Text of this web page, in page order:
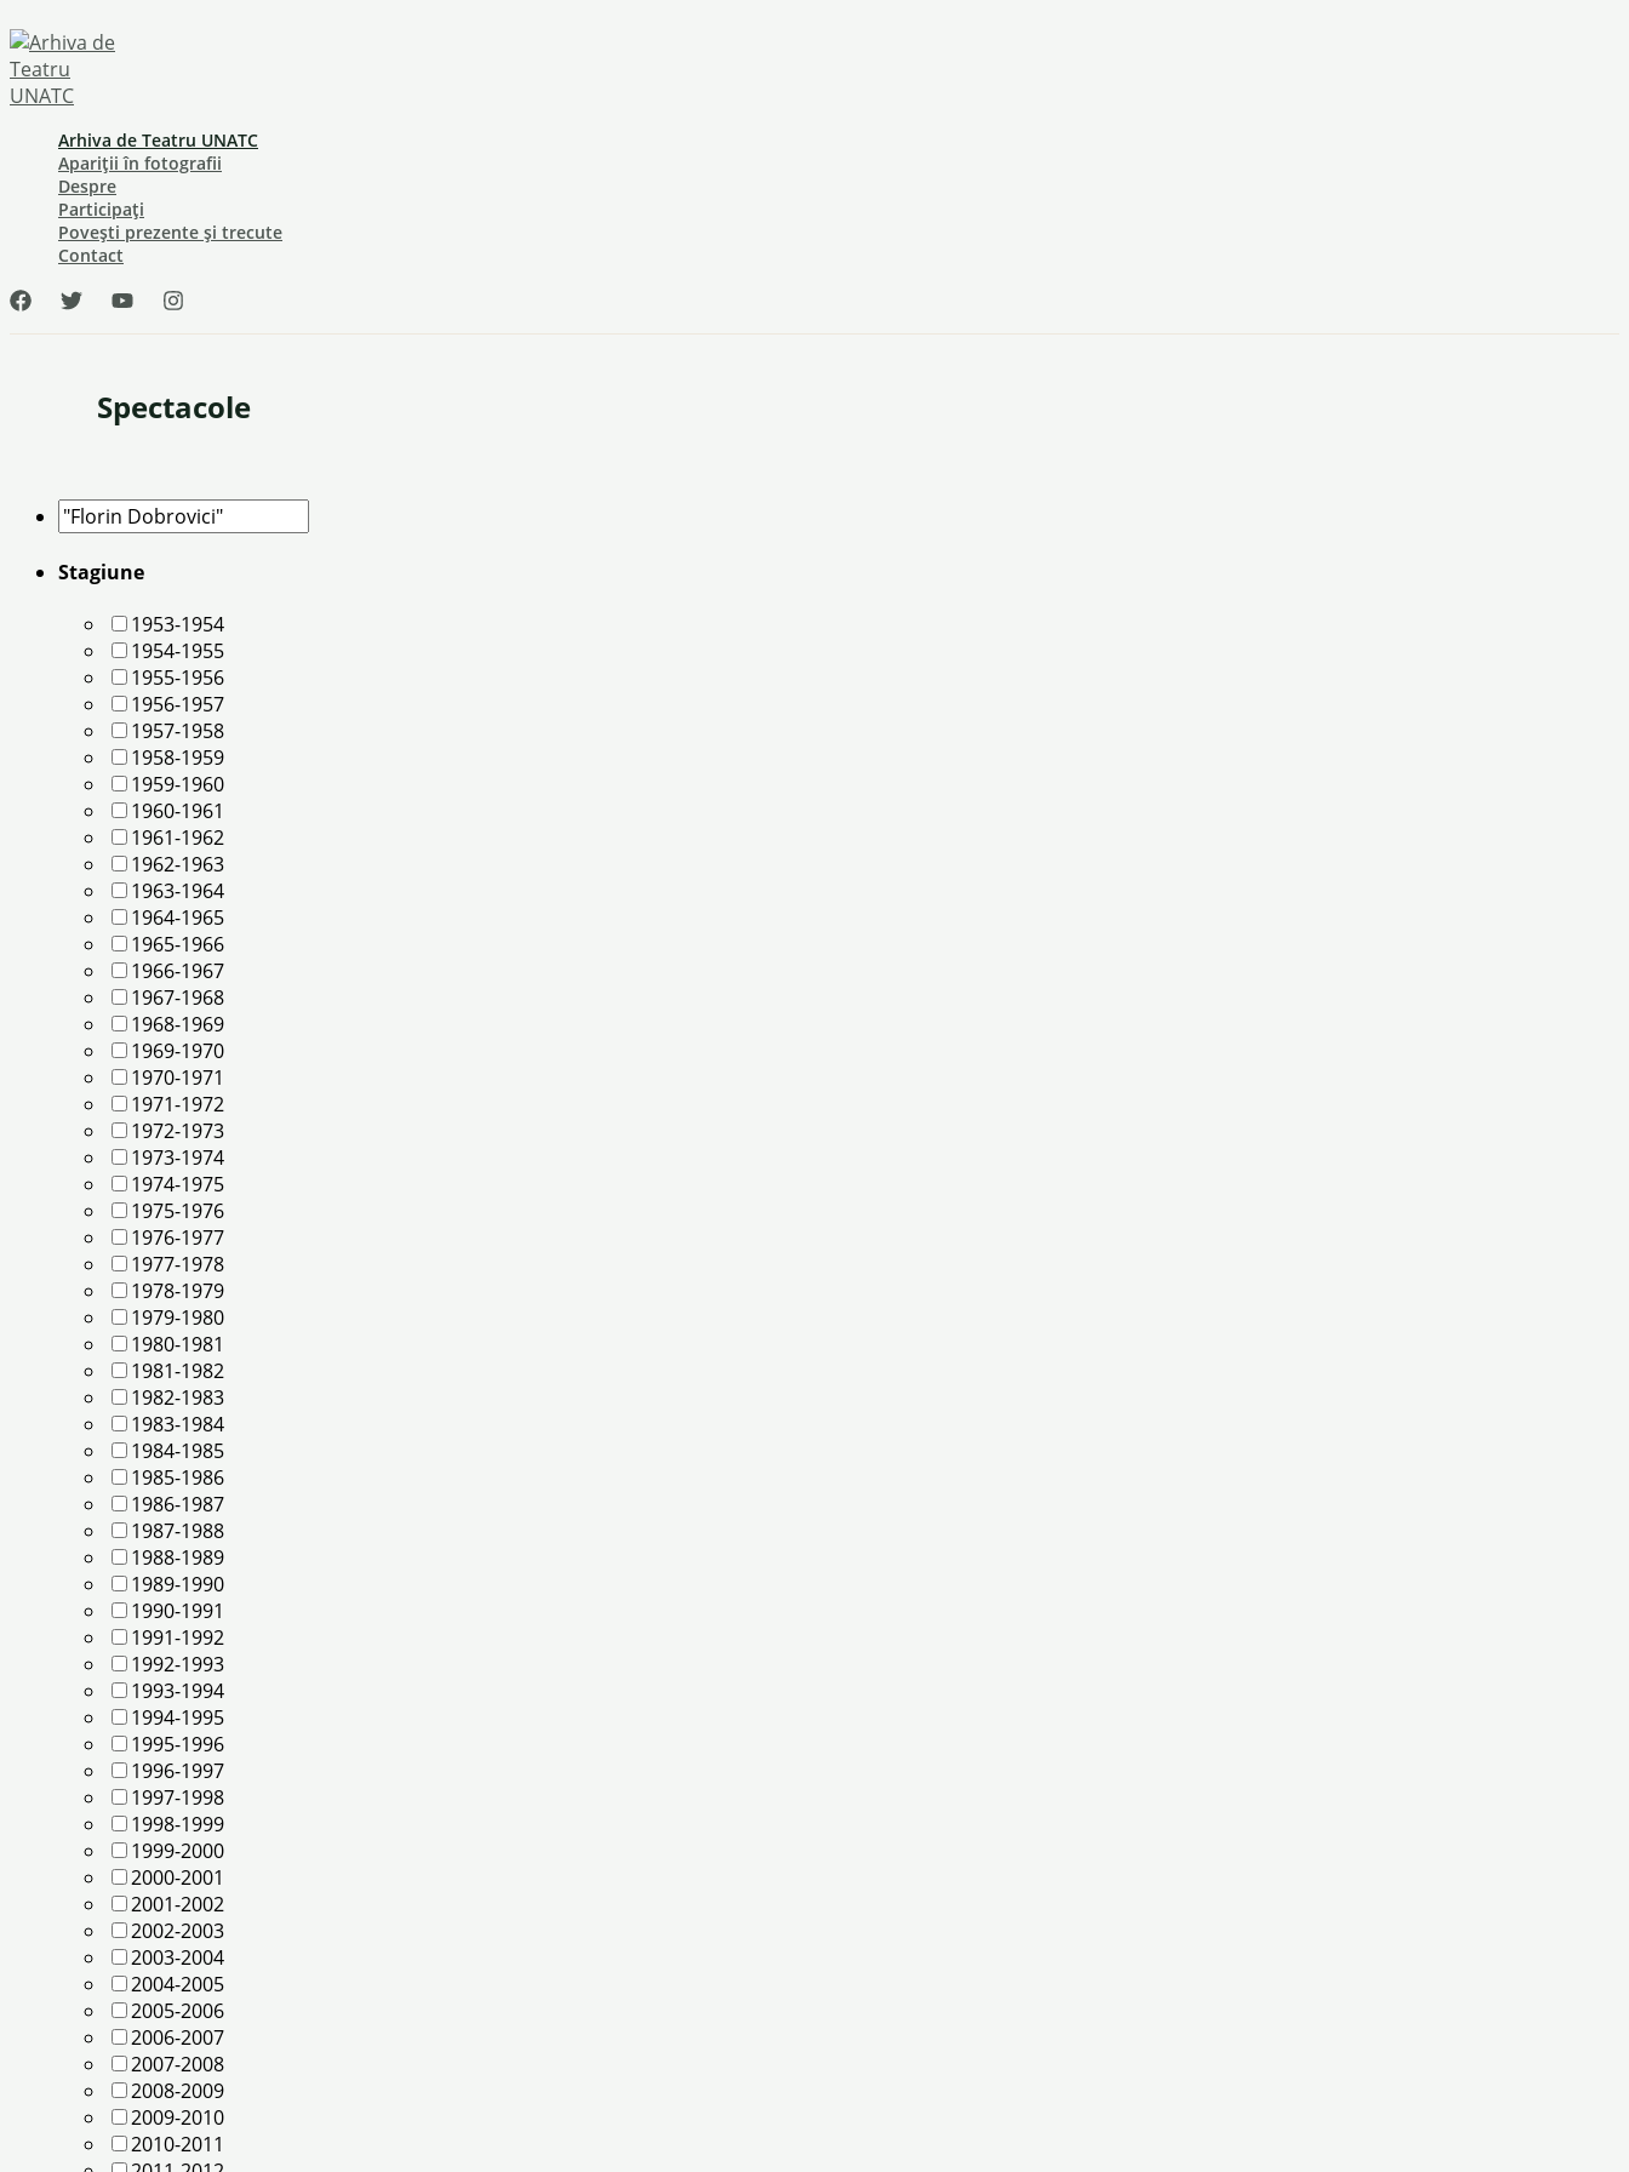
to
content
Arhiva de Teatru UNATC
Apariții în fotografii
Despre
Participați
Povești prezente și trecute
Contact
Spectacole
Stagiune
1953-1954
1954-1955
1955-1956
1956-1957
1957-1958
1958-1959
1959-1960
1960-1961
1961-1962
1962-1963
1963-1964
1964-1965
1965-1966
1966-1967
1967-1968
1968-1969
1969-1970
1970-1971
1971-1972
1972-1973
1973-1974
1974-1975
1975-1976
1976-1977
1977-1978
1978-1979
1979-1980
1980-1981
1981-1982
1982-1983
1983-1984
1984-1985
1985-1986
1986-1987
1987-1988
1988-1989
1989-1990
1990-1991
1991-1992
1992-1993
1993-1994
1994-1995
1995-1996
1996-1997
1997-1998
1998-1999
1999-2000
2000-2001
2001-2002
2002-2003
2003-2004
2004-2005
2005-2006
2006-2007
2007-2008
2008-2009
2009-2010
2010-2011